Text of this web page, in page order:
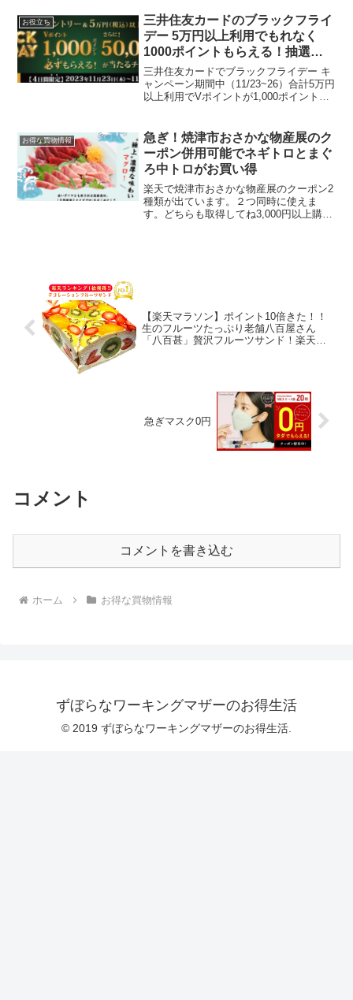
レープロールチョコにはまったのでそれ
ばかり買いまし...
お役立ち
三井住友カードのブラックフライ
デー 5万円以上利用でもれなく
1000ポイントもらえる！抽選で
50000ポイントも。
三井住友カードでブラックフライデー キ
ャンペーン期間中（11/23~26）合計5万円
以上利用でVポイントが1,000ポイント必
ペイドカード、決済アプリ、電子マネー
へ...
お得な買物情報
急ぎ！焼津市おさかな物産展のク
ーポン併用可能でネギトロとまぐ
ろ中トロがお買い得
楽天で焼津市おさかな物産展のクーポン2
種類が出ています。２つ同時に使えま
す。どちらも取得してね3,000円以上購入
【楽天マラソン】ポイント10倍きた！！
生のフルーツたっぷり老舗八百屋さん
「八百甚」贅沢フルーツサンド！楽天ラ
急ぎマスク0円
コメント
コメントを書き込む
ホーム お得な買物情報
ずぼらなワーキングマザーのお得生活
© 2019 ずぼらなワーキングマザーのお得生活.